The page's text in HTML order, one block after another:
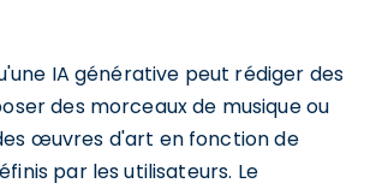
IA générative peut rédiger des
des morceaux de musique ou
œuvres d'art en fonction de
par les utilisateurs. Le